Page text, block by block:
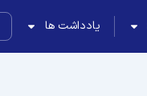
یادداشت ها